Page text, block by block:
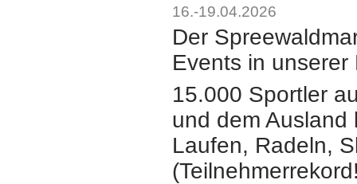
16.-19.04.2026
Der
Events in unserer
15.000 Sportler
und dem Ausland
Laufen, Radeln,